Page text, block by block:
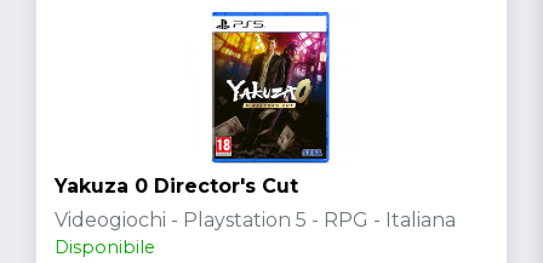
Yakuza 0 Director's Cut
Videogiochi - Playstation 5 - RPG - Italiana
Disponibile